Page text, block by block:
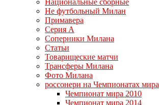
Национальные сборные
Не футбольный Милан
Примавера
Серия А
Соперники Милана
Статьи
Товарищеские матчи
Трансферы Милана
Фото Милана
россонери на Чемпионатах мира
Чемпионат мира 2010
Чемпионат мира 2014